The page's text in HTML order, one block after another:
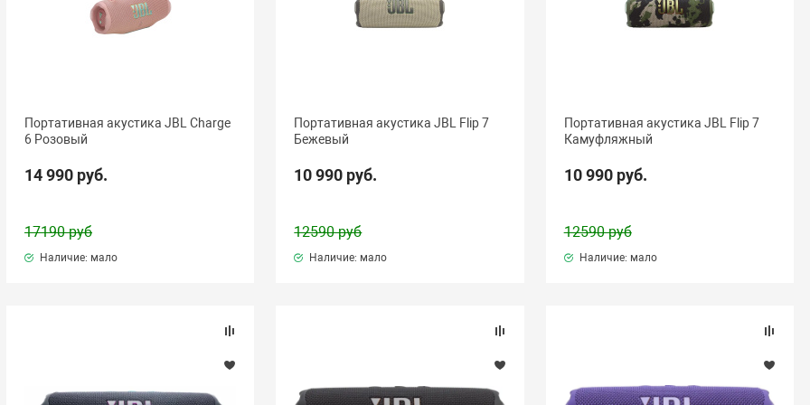
Портативная акустика JBL Charge
6 Розовый
14 990 руб.
17190 руб
Наличие: мало
Портативная акустика JBL Flip 7
Бежевый
10 990 руб.
12590 руб
Наличие: мало
Портативная акустика JBL Flip 7
Камуфляжный
10 990 руб.
12590 руб
Наличие: мало